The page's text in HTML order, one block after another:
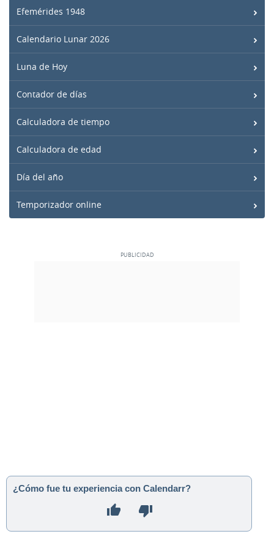
Efemérides 1948
Calendario Lunar 2026
Luna de Hoy
Contador de días
Calculadora de tiempo
Calculadora de edad
Día del año
Temporizador online
¿Cómo fue tu experiencia con Calendarr?